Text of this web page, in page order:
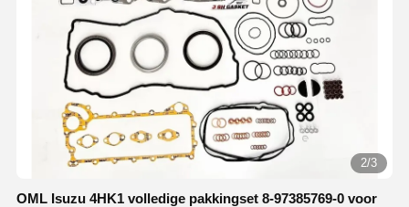
2/3
OML Isuzu 4HK1 volledige pakkingset 8-97385769-0 voor